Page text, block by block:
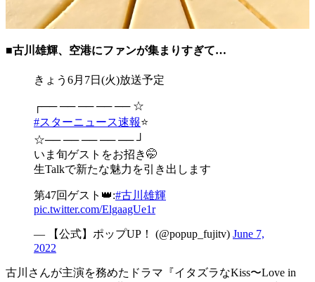
■古川雄輝、空港にファンが集まりすぎて…
きょう6月7日(火)放送予定
┌── ── ── ── ── ☆
#スターニュース速報⭐️
☆── ── ── ── ── ┘
いま旬ゲストをお招き🤭
生Talkで新たな魅力を引き出します
第47回ゲスト👑:#古川雄輝
pic.twitter.com/ElgaagUe1r
— 【公式】ポップUP！ (@popup_fujitv) June 7,
2022
古川さんが主演を務めたドラマ『イタズラなKiss〜Love in